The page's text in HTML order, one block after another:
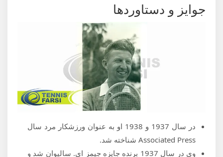
جوایز و دستاوردها
در سال 1937 و 1938 او به عنوان ورزشکار مرد سال
Associated Press شناخته شد.
وی در سال 1937 برنده جایزه جیمز ای. سالیوان شد و